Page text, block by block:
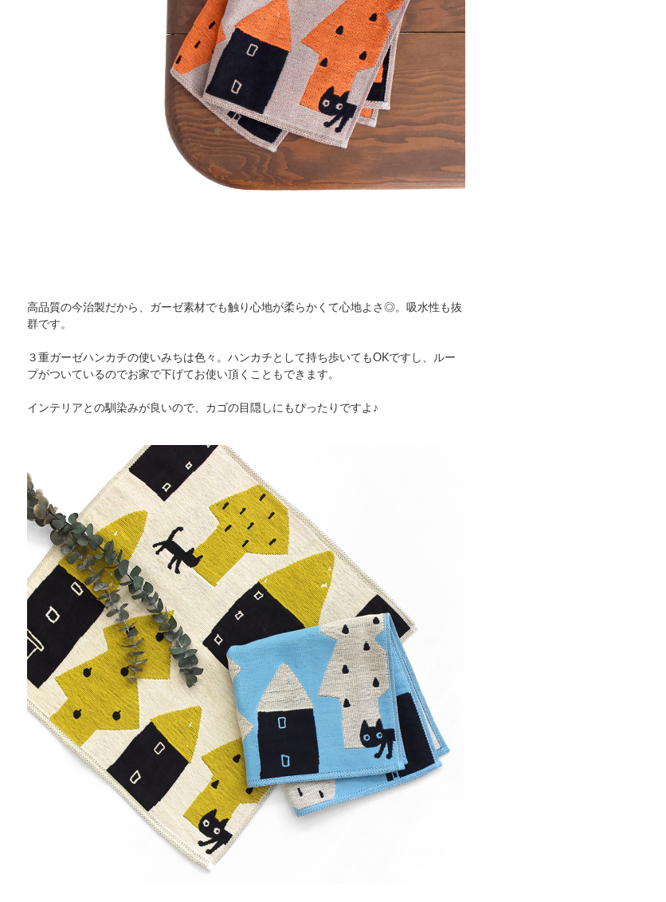
高品質の今治製だから、ガーゼ素材でも触り心地が柔らかくて心地よさ◎。吸水性も抜
群です。
３重ガーゼハンカチの使いみちは色々。ハンカチとして持ち歩いてもOKですし、ルー
プがついているのでお家で下げてお使い頂くこともできます。
インテリアとの馴染みが良いので、カゴの目隠しにもぴったりですよ♪